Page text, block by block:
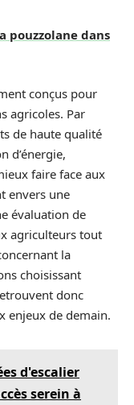
pouzzolane dans
conçus pour
agricoles. Par
de haute qualité
d’énergie,
faire face aux
envers une
évaluation de
agriculteurs tout
la
choisissant
donc
enjeux de demain.
d'escalier
serein à